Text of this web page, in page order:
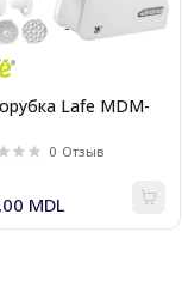
Lafe MDM-
0 Отзыв
MDL